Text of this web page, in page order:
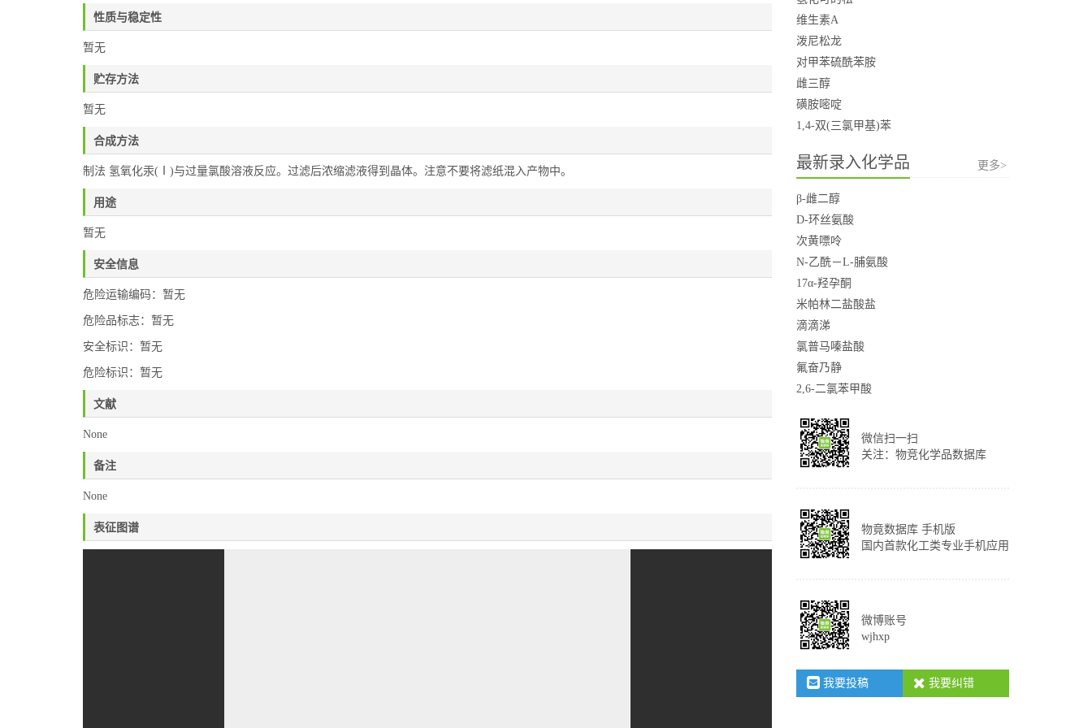
性质与稳定性
暂无
贮存方法
暂无
合成方法
制法 氢氧化汞(Ⅰ)与过量氯酸溶液反应。过滤后浓缩滤液得到晶体。注意不要将滤纸混入产物中。
用途
暂无
安全信息
危险运输编码：暂无
危险品标志：暂无
安全标识：暂无
危险标识：暂无
文献
None
备注
None
表征图谱
维生素A
泼尼松龙
对甲苯硫酰苯胺
雌三醇
磺胺嘧啶
1,4-双(三氯甲基)苯
最新录入化学品 更多>
β-雌二醇
D-环丝氨酸
次黄嘌呤
N-乙酰－L-脯氨酸
17α-羟孕酮
米帕林二盐酸盐
滴滴涕
氯普马嗪盐酸
氟奋乃静
2,6-二氯苯甲酸
微信扫一扫
关注：物竞化学品数据库
物竟数据库 手机版
国内首款化工类专业手机应用
微博账号
wjhxp
我要投稿 我要纠错